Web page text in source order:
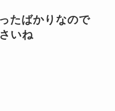
たばかりなので
いね